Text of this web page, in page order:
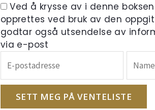
Ved å krysse av i denne
opprettes ved bruk av den
godtar også utsendelse av
via e-post
inn
e-
postadressen
SETT MEG PÅ VENTELISTE